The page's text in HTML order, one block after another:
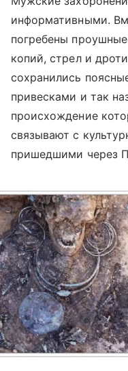
информативными.
погребены
копий, стрел и
сохранились
привесками и так
происхождение
связывают с
пришедшими через